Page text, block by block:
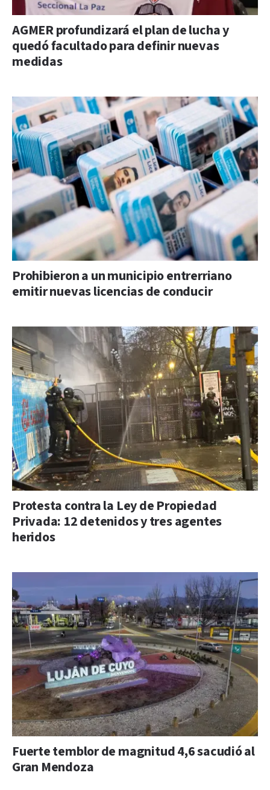
AGMER profundizará el plan de lucha y
quedó facultado para definir nuevas
medidas
Prohibieron a un municipio entrerriano
emitir nuevas licencias de conducir
Protesta contra la Ley de Propiedad
Privada: 12 detenidos y tres agentes
heridos
Fuerte temblor de magnitud 4,6 sacudió al
Gran Mendoza